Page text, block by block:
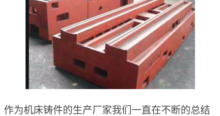
作为机床铸件的生产厂家我们一直在不断的总结